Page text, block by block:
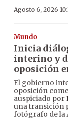
Agosto 6, 2026
Mundo
Inicia
interino y
oposición
El gobierno
oposición
auspiciado por
una transición
fotógrafo de la